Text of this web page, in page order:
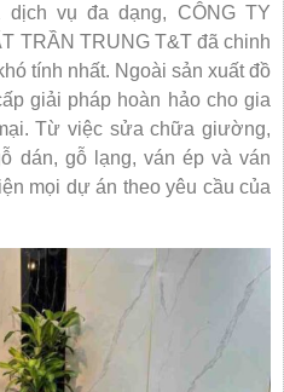
vụ đa dạng, CÔNG TY
TRẦN TRUNG T&T đã chinh
tính nhất. Ngoài sản xuất đồ
giải pháp hoàn hảo cho gia
Từ việc sửa chữa giường,
dán, gỗ lạng, ván ép và ván
mọi dự án theo yêu cầu của